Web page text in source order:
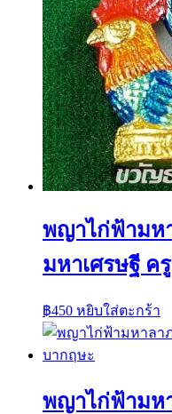
พญาไก่ฟ้ามห
มหาเศรษฐี ค
฿450 หยิบใส่ตะกร้า
พญาไก่ฟ้ามห